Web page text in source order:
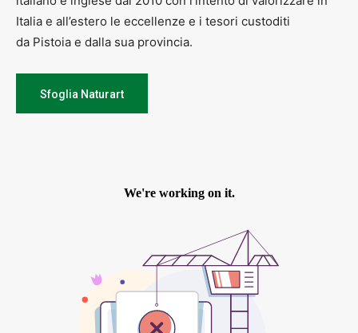
Italia e all’estero le eccellenze e i tesori custoditi
da Pistoia e dalla sua provincia.
Sfoglia Naturart